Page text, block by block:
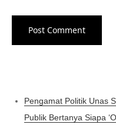
Pengamat Politik Unas
Publik Bertanya Siapa